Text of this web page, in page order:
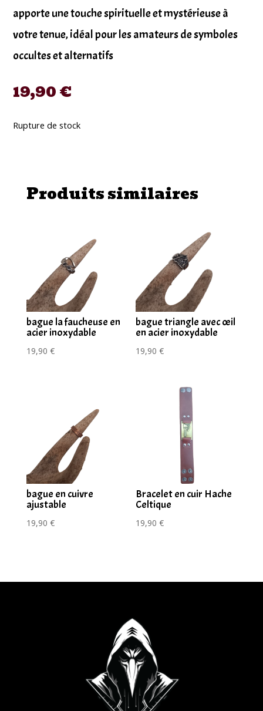
apporte une touche spirituelle et mystérieuse à
votre tenue, idéal pour les amateurs de symboles
occultes et alternatifs
19,90€
Rupture de stock
Produits similaires
bague la faucheuse en
acier inoxydable
19,90 €
bague triangle avec œil
en acier inoxydable
19,90€
bague en cuivre
ajustable
19,90 €
Bracelet en cuir Hache
Celtique
19,90€